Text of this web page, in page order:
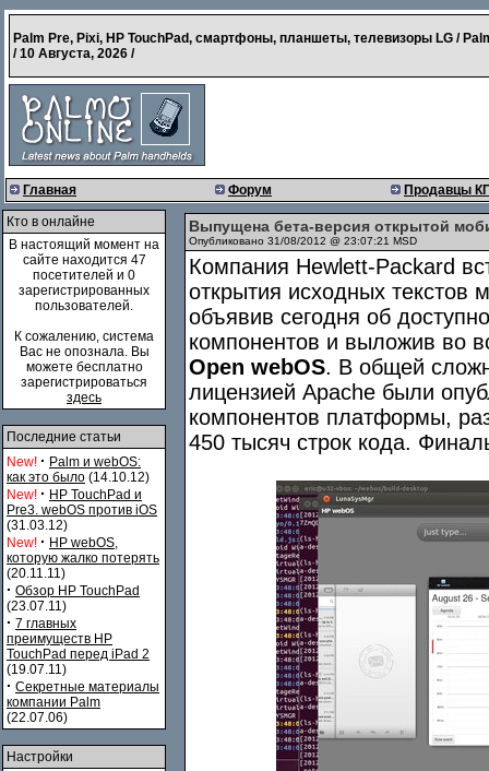
Palm Pre, Pixi, HP TouchPad, смартфоны, планшеты, телевизоры LG /
/10 Августа, 2026 /
Главная Форум Продавцы
Кто в онлайне
В настоящий момент на
сайте находится 47
посетителей и 0
зарегистрированных
пользователей.
К сожалению, система
Вас не опознала. Вы
можете бесплатно
зарегистрироваться
здесь
Последние статьи
New! · Palm и webOS:
как это было (14.10.12)
New! · HP TouchPad и
Pre3. webOS против iOS
(31.03.12)
New! · HP webOS,
которую жалко потерять
(20.11.11)
· Обзор HP TouchPad
(23.07.11)
· 7 главных
преимуществ HP
TouchPad перед iPad 2
(19.07.11)
· Секретные материалы
компании Palm
(22.07.06)
Настройки
Выпущена бета-версия открытой
Опубликовано 31/08/2012 @ 23:07:21 MSD
Компания Hewlett-Packard
открытия исходных
объявив сегодня об
компонентов и выложив во
Open webOS. В общей
лицензией Apache были
компонентов платформы,
450 тысяч строк кода.